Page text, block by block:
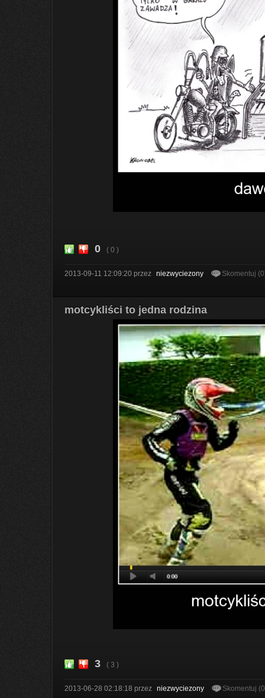
0 ( 0 )
2013-09-11 12:09:20 przez niezwyciezony Skomentuj
motcykliści to jedna rodzina
3 ( 3 )
2013-06-28 02:18:18 przez niezwyciezony Skomentuj